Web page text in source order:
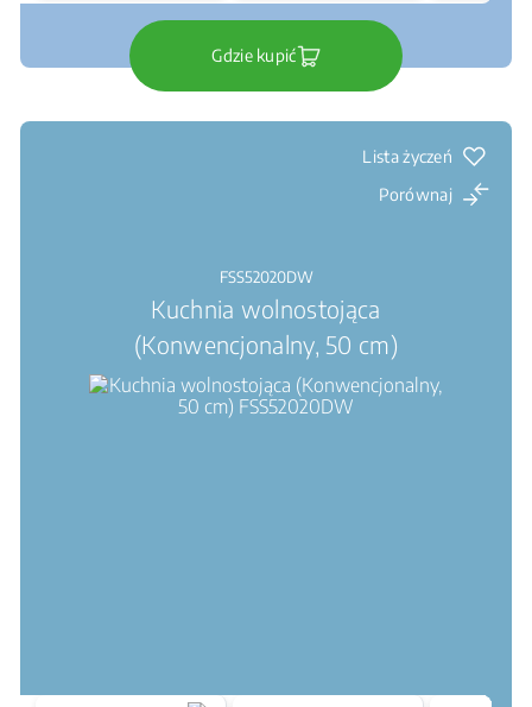
Gdzie kupić
Lista życzeń
Porównaj
FSS52020DW
Kuchnia wolnostojąca
(Konwencjonalny, 50 cm)